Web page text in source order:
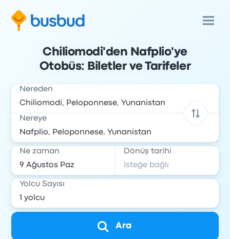
Chiliomodi'den Nafplio'ye
Otobüs: Biletler ve Tarifeler
Nereden
Nereye
Ne zaman Dönüş tarihi
Yolcu Sayısı
Ara